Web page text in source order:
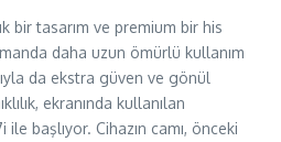
bir tasarım ve premium bir his
daha uzun ömürlü kullanım
da ekstra güven ve gönül
ekranında kullanılan
başlıyor. Cihazın camı, önceki